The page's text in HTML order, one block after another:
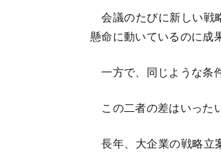
会議のたびに新しい戦
懸命に動いているのに成
一方で、同じような条
この二者の差はいった
長年、大企業の戦略立